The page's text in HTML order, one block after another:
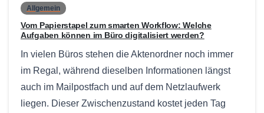
Allgemein
Vom Papierstapel zum smarten Workflow: Welche
Aufgaben können im Büro digitalisiert werden?
In vielen Büros stehen die Aktenordner noch immer
im Regal, während dieselben Informationen längst
auch im Mailpostfach und auf dem Netzlaufwerk
liegen. Dieser Zwischenzustand kostet jeden Tag